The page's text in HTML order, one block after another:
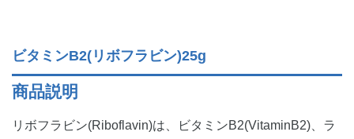
ビタミンB2(リボフラビン)25g
商品説明
リボフラビン(Riboflavin)は、ビタミンB2(VitaminB2)、ラ